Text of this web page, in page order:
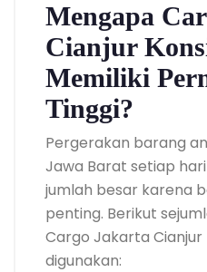
Mengapa
Cianjur
Memiliki
Tinggi?
Pergerakan barang
Jawa Barat setiap
jumlah besar karena
penting. Berikut
Cargo Jakarta
digunakan: